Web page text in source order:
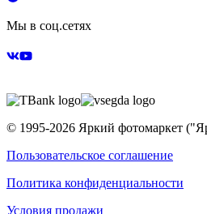
Мы в соц.сетях
© 1995-2026 Яркий фотомаркет
Пользовательское соглашение
Политика конфиденциальности
Условия продажи